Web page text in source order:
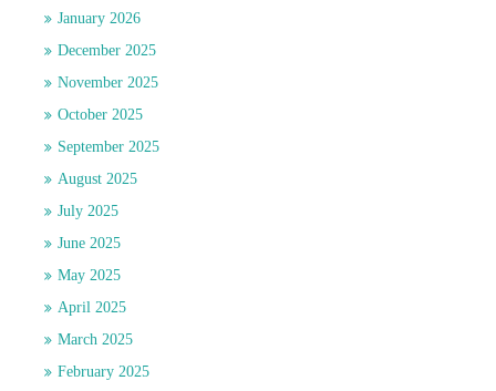
January 2026
December 2025
November 2025
October 2025
September 2025
August 2025
July 2025
June 2025
May 2025
April 2025
March 2025
February 2025